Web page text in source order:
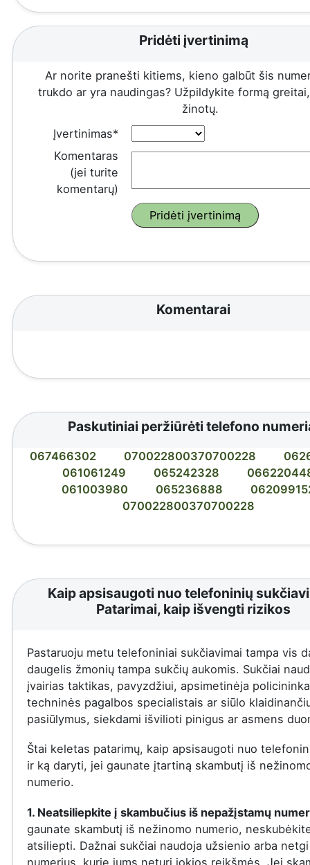
Pridėti įvertinimą
Ar norite pranešti kitiems, kieno galbūt šis
trukdo ar yra naudingas? Užpildykite formą
žinotų.
Įvertinimas*
Komentaras
(jei turite
komentarų)
Komentarai
Paskutiniai peržiūrėti telefono
067466302 070022800370700228
061061249
065242328
061003980
065236888
070022800370700228
Kaip apsisaugoti nuo telefoninių
Patarimai, kaip išvengti rizikos
Pastaruoju metu telefoniniai sukčiavimai tampa vis
daugelis žmonių tampa sukčių aukomis. Sukčiai
įvairias taktikas, pavyzdžiui, apsimetinėja
techninės pagalbos specialistais ar siūlo
pasiūlymus, siekdami išvilioti pinigus ar asmens
Štai keletas patarimų, kaip apsisaugoti nuo
ir ką daryti, jei gaunate įtartiną skambutį iš
numerio.
1. Neatsiliepkite į skambučius iš nepažįstamų
gaunate skambutį iš nežinomo numerio,
atsiliepti. Dažnai sukčiai naudoja užsienio arba
numerius, kurie jums neturi jokios reikšmės. Jei